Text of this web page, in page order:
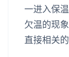
一进入保
欠温的现
直接相关